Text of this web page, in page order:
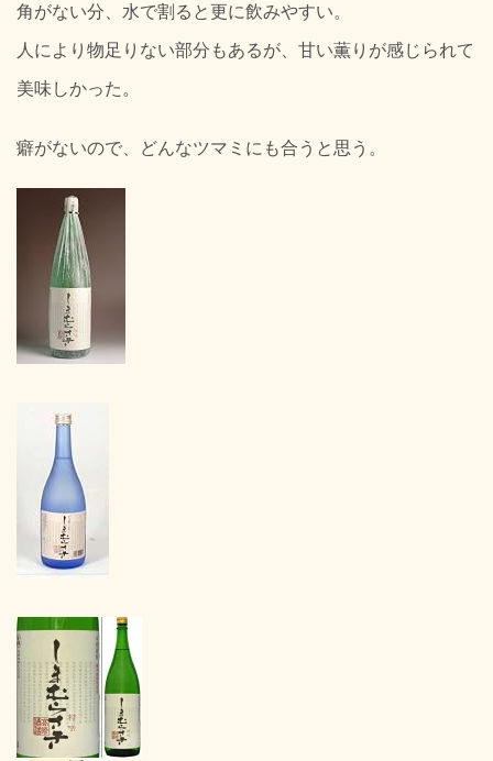
角がない分、水で割ると更に飲みやすい。
人により物足りない部分もあるが、甘い薫りが感じられて
美味しかった。
癖がないので、どんなツマミにも合うと思う。